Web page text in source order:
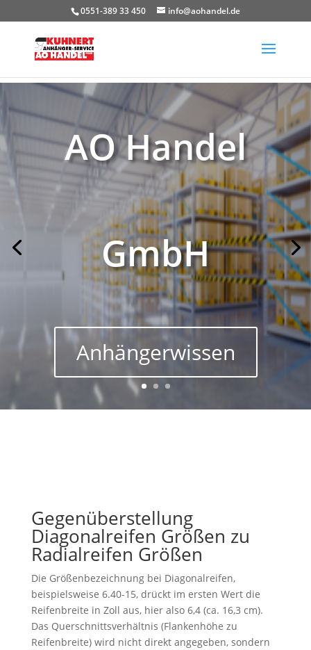
0551-389 33 450 info@aohandel.de
AO Handel
GmbH
Anhängerwissen
Gegenüberstellung
Diagonalreifen Größen zu
Radialreifen Größen
Die Größenbezeichnung bei Diagonalreifen,
beispielsweise 6.40-15, drückt im ersten Wert die
Reifenbreite in Zoll aus, hier also 6,4 (ca. 16,3 cm).
Das Querschnittsverhältnis (Flankenhöhe zu
Reifenbreite) wird nicht direkt angegeben, sondern